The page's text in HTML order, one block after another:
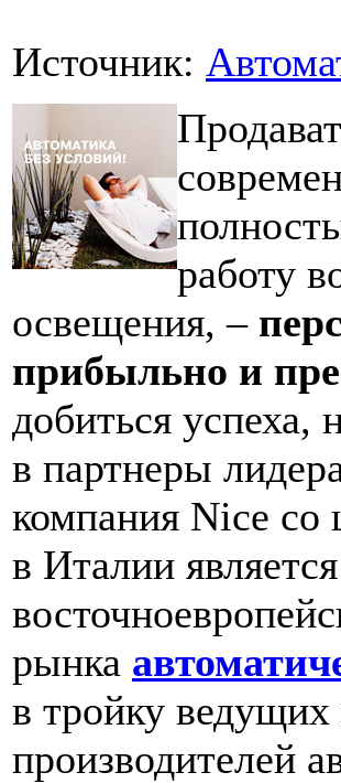
Источник:
работу
освещения, –
прибыльно и
добиться успеха,
в партнеры
компания Nice со
в Италии
рынка
в тройку
производителей